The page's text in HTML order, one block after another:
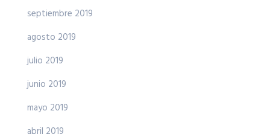
septiembre 2019
agosto 2019
julio 2019
junio 2019
mayo 2019
abril 2019